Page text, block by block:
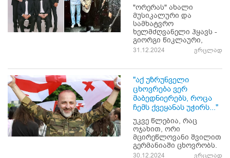
"ორერას" ახალი
მუსიკალური და
სამხატვრო
ხელმძღვანელი ჰყავს -
გიორგი წიკლაური,
31.12.2024 ვრცლად
"აქ უზრუნველი
ცხოვრება ვერ
მაბედნიერებს, როცა
ჩემს ქვეყანას უჭირს..."
უკვე წლებია, რაც
ოჯახით, ორი
მცირეწლოვანი შვილით
გერმანიაში ცხოვრობს.
30.12.2024 ვრცლად